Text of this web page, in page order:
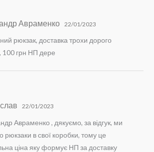
Авраменко 22/01/2023
рюкзак, доставка трохи дорого
100 грн НП дере
22/01/2023
Авраменко , дякуємо, за відгук, ми
рюкзаки в свої коробки, тому це
ціна яку формує НП за доставку